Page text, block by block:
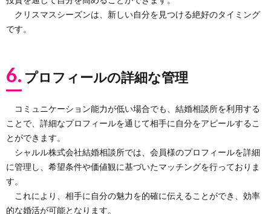
クリスマスシーズンは、新しい自分を見つける絶好のタイミング
です。
6. プロフィールの詳細な管理
コミュニケーション能力が低い場合でも、結婚相談所を利用する
ことで、詳細なプロフィールを通じて相手に自分をアピールするこ
とができます。
シャルル株式会社結婚相談所では、会員様のプロフィールを詳細
に管理し、希望条件や価値観に基づいたマッチングを行っておりま
す。
これにより、相手に自分の魅力を的確に伝えることができ、効率
的な婚活が可能となります。